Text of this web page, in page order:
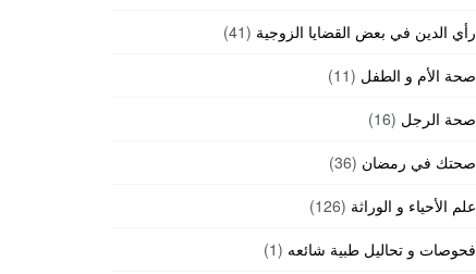
رأي الدين في بعض القضايا الزوجية (41)
صحة الأم و الطفل (11)
صحة الرجل (16)
صحتك في رمضان (36)
علم الأحياء و الوراثة (126)
فحوصات و تحاليل طبية شائعه (1)